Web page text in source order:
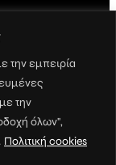
την εμπειρία
την
όλων",
Πολιτική cookies